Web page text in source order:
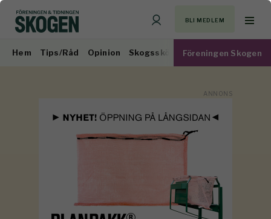
BLI MEDLEM
Hem Tips/Råd Opinion Skogsskötsel Virkesmarknad
Föreningen Skogen